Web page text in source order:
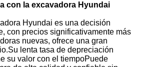
con la excavadora Hyundai
Hyundai es una decisión
con precios significativamente más
nuevas, ofrece una gran
lenta tasa de depreciación
su valor con el tiempoPuede